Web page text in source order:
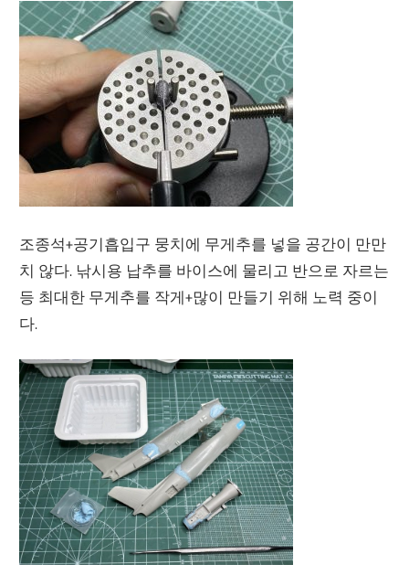
조종석+공기흡입구 뭉치에 무게추를 넣을 공간이 만만
치 않다. 낚시용 납추를 바이스에 물리고 반으로 자르는
등 최대한 무게추를 작게+많이 만들기 위해 노력 중이
다.